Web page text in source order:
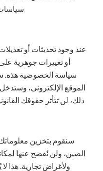
عند وجود تحديثات أو
أو تغييرات جوهرية على
سياسة الخصوصية هذه.
الموقع الإلكتروني،
ذلك، لن تتأثر حقوقك
سنقوم بتخزين
الصين، ولن نُفصح عنها
ولأغراض تجارية. هذا